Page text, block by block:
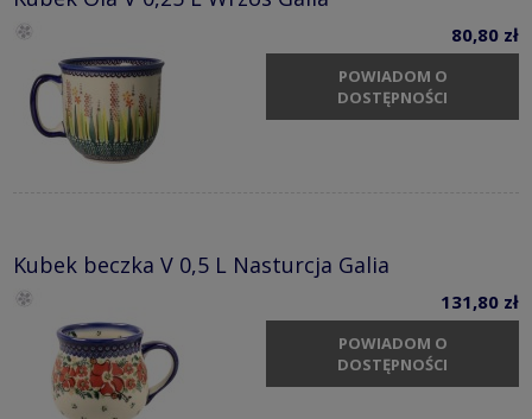
80,80 zł
POWIADOM O
DOSTĘPNOŚCI
Kubek beczka V 0,5 L Nasturcja Galia
131,80 zł
POWIADOM O
DOSTĘPNOŚCI